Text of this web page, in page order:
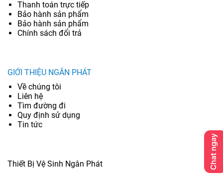
Thanh toán trực tiếp
Bảo hành sản phẩm
Bảo hành sản phẩm
Chính sách đổi trả
GIỚI THIỆU NGÂN PHÁT
Về chúng tôi
Liên hệ
Tìm đường đi
Quy định sử dụng
Tin tức
Thiết Bị Vệ Sinh Ngân Phát